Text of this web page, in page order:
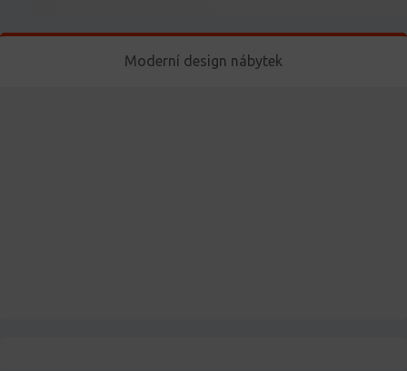
Moderní design nábytek